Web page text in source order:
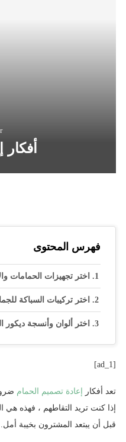
فهرس المحتوى
اختر تجهيزات الحمامات
اختر تركيبات السباكة
اختر ألوان وأنسجة ديكور
[ad_1]
تعد أفكار إعادة تصميم الحمام
إذا كنت تريد التقاطهم ، فهذه
قبل أن يبتعد المشترون بخيبة